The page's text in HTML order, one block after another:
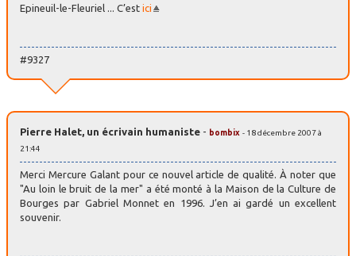
Epineuil-le-Fleuriel ... C’est ici
#9327
Pierre Halet, un écrivain humaniste - bombix - 18 décembre 2007 à
21:44
Merci Mercure Galant pour ce nouvel article de qualité. À noter que
"Au loin le bruit de la mer" a été monté à la Maison de la Culture de
Bourges par Gabriel Monnet en 1996. J’en ai gardé un excellent
souvenir.